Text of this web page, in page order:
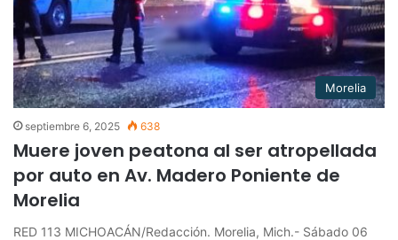
Morelia
septiembre 6, 2025 638
Muere joven peatona al ser atropellada
por auto en Av. Madero Poniente de
Morelia
RED 113 MICHOACÁN/Redacción. Morelia, Mich.- Sábado 06